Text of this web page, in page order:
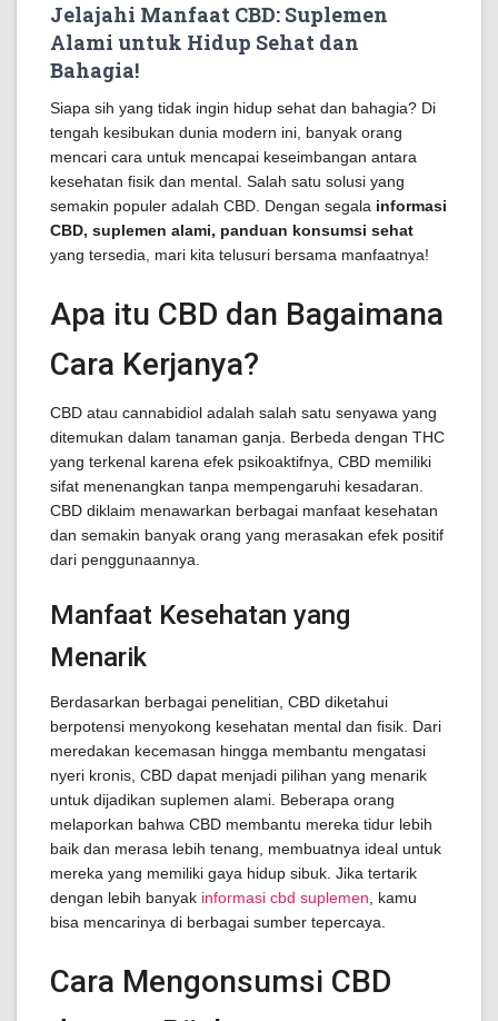
Jelajahi Manfaat CBD: Suplemen
Alami untuk Hidup Sehat dan
Bahagia!
Siapa sih yang tidak ingin hidup sehat dan bahagia? Di
tengah kesibukan dunia modern ini, banyak orang
mencari cara untuk mencapai keseimbangan antara
kesehatan fisik dan mental. Salah satu solusi yang
semakin populer adalah CBD. Dengan segala informasi
CBD, suplemen alami, panduan konsumsi sehat
yang tersedia, mari kita telusuri bersama manfaatnya!
Apa itu CBD dan Bagaimana
Cara Kerjanya?
CBD atau cannabidiol adalah salah satu senyawa yang
ditemukan dalam tanaman ganja. Berbeda dengan THC
yang terkenal karena efek psikoaktifnya, CBD memiliki
sifat menenangkan tanpa mempengaruhi kesadaran.
CBD diklaim menawarkan berbagai manfaat kesehatan
dan semakin banyak orang yang merasakan efek positif
dari penggunaannya.
Manfaat Kesehatan yang
Menarik
Berdasarkan berbagai penelitian, CBD diketahui
berpotensi menyokong kesehatan mental dan fisik. Dari
meredakan kecemasan hingga membantu mengatasi
nyeri kronis, CBD dapat menjadi pilihan yang menarik
untuk dijadikan suplemen alami. Beberapa orang
melaporkan bahwa CBD membantu mereka tidur lebih
baik dan merasa lebih tenang, membuatnya ideal untuk
mereka yang memiliki gaya hidup sibuk. Jika tertarik
dengan lebih banyak informasi cbd suplemen , kamu
bisa mencarinya di berbagai sumber tepercaya.
Cara Mengonsumsi CBD